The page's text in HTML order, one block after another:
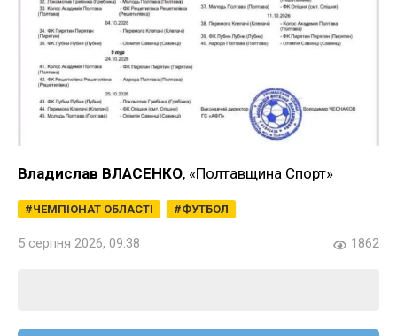
Владислав ВЛАСЕНКО, «Полтавщина Спорт»
ЧЕМПІОНАТ ОБЛАСТІ ФУТБОЛ
5 серпня 2026, 09:38 1862